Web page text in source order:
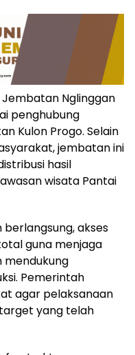
Nglinggan
penghubung
Kulon Progo. Selain
jembatan ini
hasil
wisata Pantai
akses
guna menjaga
mendukung
Pemerintah
agar pelaksanaan
yang telah